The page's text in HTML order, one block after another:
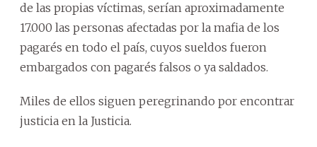
de las propias víctimas, serían aproximadamente
17.000 las personas afectadas por la mafia de los
pagarés en todo el país, cuyos sueldos fueron
embargados con pagarés falsos o ya saldados.
Miles de ellos siguen peregrinando por encontrar
justicia en la Justicia.